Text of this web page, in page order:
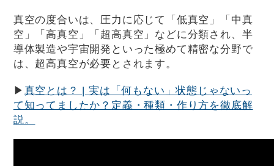
真空の度合いは、圧力に応じて「低真空」「中真
空」「高真空」「超高真空」などに分類され、半
導体製造や宇宙開発といった極めて精密な分野で
は、超高真空が必要とされます。
▶ 真空とは？ | 実は「何もない」状態じゃないっ
て知ってましたか？定義・種類・作り方を徹底解
説。